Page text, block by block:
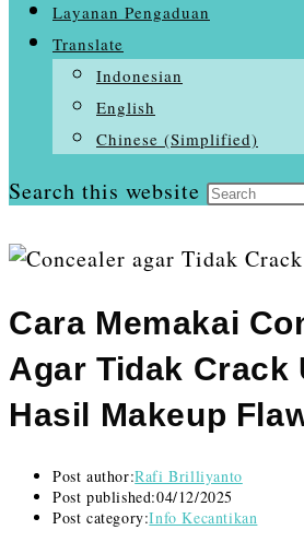
Layanan Pengaduan
Translate
Indonesian
English
Chinese (Simplified)
Search this website
Cara Memakai
Agar Tidak Crack
Hasil Makeup
Post author:Rafi Brilliyanto
Post published:04/12/2025
Post category:Info Kecantikan